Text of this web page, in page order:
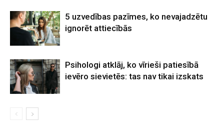
5 uzvedības pazīmes, ko nevajadzētu
ignorēt attiecībās
Psihologi atklāj, ko vīrieši patiesībā
ievēro sievietēs: tas nav tikai izskats